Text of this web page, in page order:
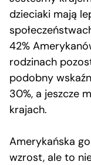
dzieciaki mają
42%
rodzinach
podobny
30%, a jeszcze
krajach.
Amerykańska
wzrost, ale to